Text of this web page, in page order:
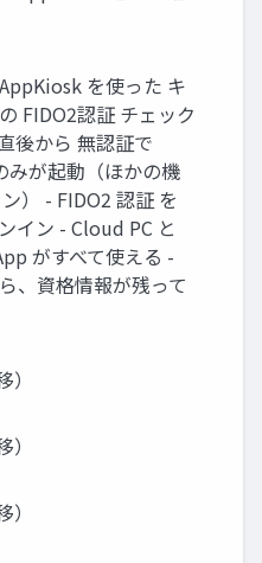
を使った キ
FIDO2認証 チェック
後から 無認証で
が起動（ほかの機
） - FIDO2 認証 を
イン - Cloud PC と
がすべて使える -
、資格情報が残って